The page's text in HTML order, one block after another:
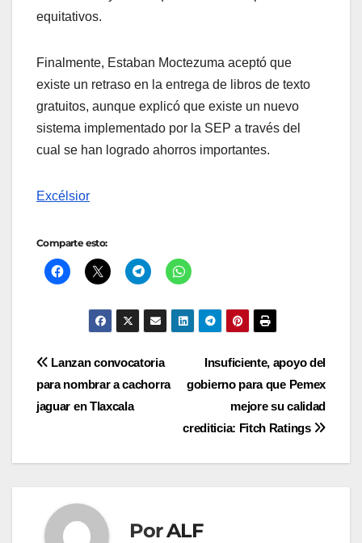
equitativos.
Finalmente, Estaban Moctezuma aceptó que
existe un retraso en la entrega de libros de texto
gratuitos, aunque explicó que existe un nuevo
sistema implementado por la SEP a través del
cual se han logrado ahorros importantes.
Excélsior
Comparte esto:
Navegación
de
Insuficiente, apoyo del
gobierno para que Pemex
mejore su calidad
crediticia: Fitch Ratings
Lanzan convocatoria
para nombrar a cachorra
jaguar en Tlaxcala
PorALF